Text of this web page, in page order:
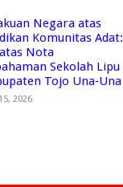
Negara atas
Komunitas Adat:
Nota
Sekolah Lipu
Tojo Una‑Una
2026